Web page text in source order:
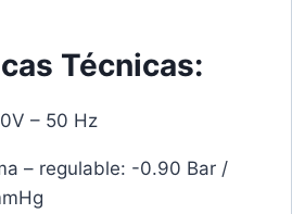
Técnicas:
– 50 Hz
– regulable: -0.90 Bar /